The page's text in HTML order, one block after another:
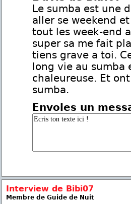
Le sumba est une
aller se weekend
tout les week-end
super sa me fait
tiens grave a toi.
long vie au sumba
chaleureuse. Et
sumba.
Envoies un
Interview de Bibi07
Membre de Guide de Nuit